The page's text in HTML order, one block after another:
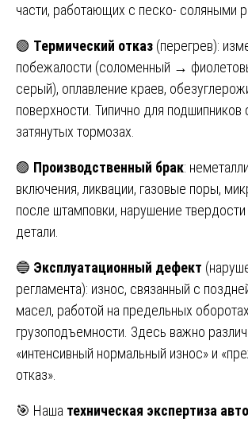
части, работающих с песко- соляными
🟢 Термический отказ (перегрев):
побежалости (соломенный →
серый), оплавление краев,
поверхности. Типично для подшипников
затянутых тормозах.
🟣 Производственный брак:
включения, ликвации, газовые поры,
после штамповки, нарушение
детали.
🔵 Эксплуатационный дефект
регламента): износ, связанный с
масел, работой на предельных
грузоподъемности. Здесь важно
«интенсивный нормальный износ» и
отказ».
🎯 Наша техническая экспертиза